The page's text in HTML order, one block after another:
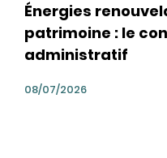
Énergies
patrimoine : le
administratif
08/07/2026